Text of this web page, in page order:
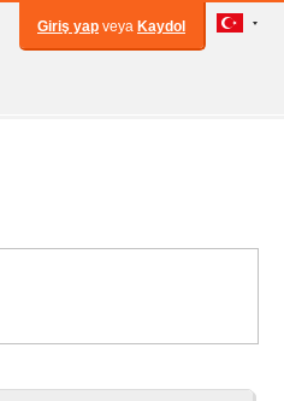
Giriş yap veya Kaydol